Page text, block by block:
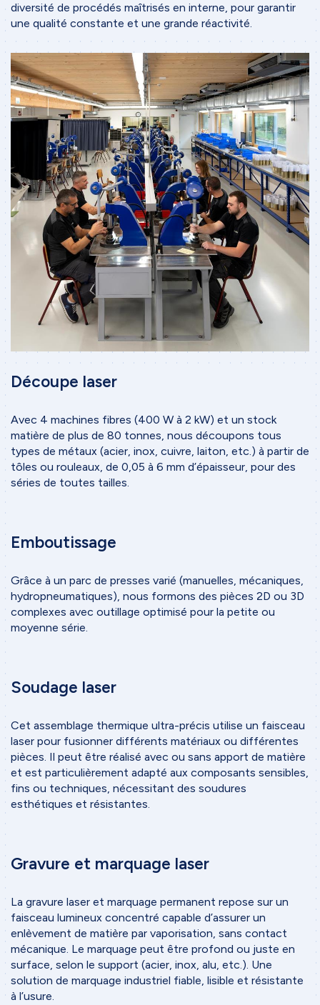
Accueil
Entreprise
Nos services
Impression 3D
Tôlerie de précision
Méthodologie de travail
Etapes de projet
Collaboration
Outils & logiciels
diversité de procédés maîtrisés en interne, pour garantir
une qualité constante et une grande réactivité.
Découpe laser
Avec 4 machines fibres (400 W à 2 kW) et un stock
matière de plus de 80 tonnes, nous découpons tous
types de métaux (acier, inox, cuivre, laiton, etc.) à partir de
tôles ou rouleaux, de 0,05 à 6 mm d’épaisseur, pour des
séries de toutes tailles.
Emboutissage
Grâce à un parc de presses varié (manuelles, mécaniques,
hydropneumatiques), nous formons des pièces 2D ou 3D
complexes avec outillage optimisé pour la petite ou
moyenne série.
Soudage laser
Cet assemblage thermique ultra-précis utilise un faisceau
laser pour fusionner différents matériaux ou différentes
pièces. Il peut être réalisé avec ou sans apport de matière
et est particulièrement adapté aux composants sensibles,
fins ou techniques, nécessitant des soudures
esthétiques et résistantes.
Gravure et marquage laser
La gravure laser et marquage permanent repose sur un
faisceau lumineux concentré capable d’assurer un
enlèvement de matière par vaporisation, sans contact
mécanique. Le marquage peut être profond ou juste en
surface, selon le support (acier, inox, alu, etc.). Une
solution de marquage industriel fiable, lisible et résistante
à l’usure.